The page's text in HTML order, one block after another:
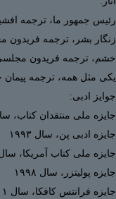
رئیس جمهور ما، ترجمه افشین
زنگار بشر، ترجمه فریدون
خشم، ترجمه فریدون مجلسی،
یکی مثل همه، ترجمه پیمان
جوایز ادبی:
جایزه ملی منتقدان کتاب، سال
جایزه ادبی پن، سال ۱۹۹۳
جایزه ملی کتاب آمریکا، سال
جایزه پولیتزر، سال ۱۹۹۸
جایزه فرانتس کافکا، سال ۲۰۰۱